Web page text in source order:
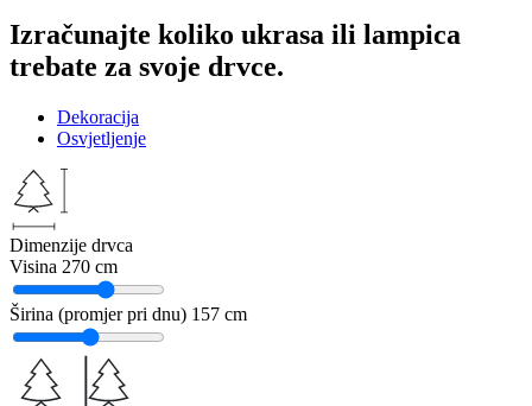
Izračunajte koliko ukrasa ili lampica
trebate za svoje drvce.
Dekoracija
Osvjetljenje
Dimenzije drvca
Visina 270 cm
Širina (promjer pri dnu) 157 cm